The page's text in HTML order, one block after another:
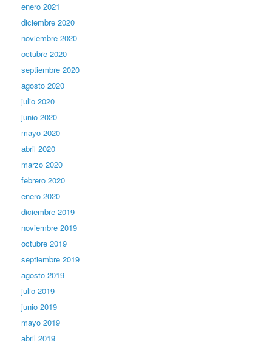
enero 2021
diciembre 2020
noviembre 2020
octubre 2020
septiembre 2020
agosto 2020
julio 2020
junio 2020
mayo 2020
abril 2020
marzo 2020
febrero 2020
enero 2020
diciembre 2019
noviembre 2019
octubre 2019
septiembre 2019
agosto 2019
julio 2019
junio 2019
mayo 2019
abril 2019